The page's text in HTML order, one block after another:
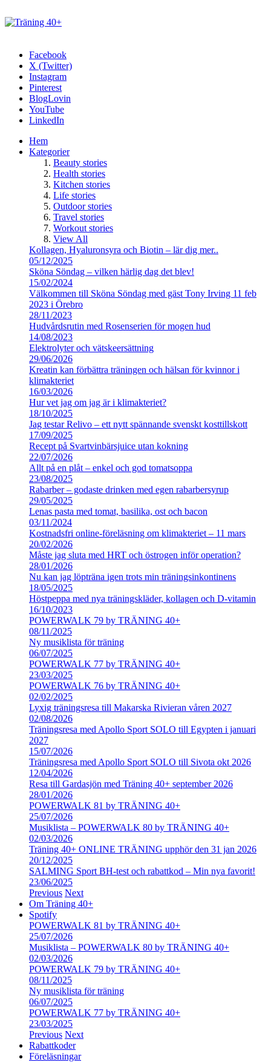
Facebook
X (Twitter)
Instagram
Pinterest
BlogLovin
YouTube
LinkedIn
Hem
Kategorier
Beauty stories
Health stories
Kitchen stories
Life stories
Outdoor stories
Travel stories
Workout stories
View All
Kollagen, Hyaluronsyra och Biotin – lär dig mer..
05/12/2025
Sköna Söndag – vilken härlig dag det blev!
15/02/2024
Välkommen till Sköna Söndag med gäst Tony Irving 11 feb
2023 i Örebro
28/11/2023
Hudvårdsrutin med Rosenserien för mogen hud
14/08/2023
Elektrolyter och vätskeersättning
29/06/2026
Kreatin kan förbättra träningen och hälsan för kvinnor i
klimakteriet
16/03/2026
Hur vet jag om jag är i klimakteriet?
18/10/2025
Jag testar Relivo – ett nytt spännande svenskt kosttillskott
17/09/2025
Recept på Svartvinbärsjuice utan kokning
22/07/2026
Allt på en plåt – enkel och god tomatsoppa
23/08/2025
Rabarber – godaste drinken med egen rabarbersyrup
29/05/2025
Lenas pasta med tomat, basilika, ost och bacon
03/11/2024
Kostnadsfri online-föreläsning om klimakteriet – 11 mars
20/02/2026
Måste jag sluta med HRT och östrogen inför operation?
28/01/2026
Nu kan jag löpträna igen trots min träningsinkontinens
18/05/2025
Höstpeppa med nya träningskläder, kollagen och D-vitamin
16/10/2023
POWERWALK 79 by TRÄNING 40+
08/11/2025
Ny musiklista för träning
06/07/2025
POWERWALK 77 by TRÄNING 40+
23/03/2025
POWERWALK 76 by TRÄNING 40+
02/02/2025
Lyxig träningsresa till Makarska Rivieran våren 2027
02/08/2026
Träningsresa med Apollo Sport SOLO till Egypten i januari
2027
15/07/2026
Träningsresa med Apollo Sport SOLO till Sivota okt 2026
12/04/2026
Resa till Gardasjön med Träning 40+ september 2026
28/01/2026
POWERWALK 81 by TRÄNING 40+
25/07/2026
Musiklista – POWERWALK 80 by TRÄNING 40+
02/03/2026
Träning 40+ ONLINE TRÄNING upphör den 31 jan 2026
20/12/2025
SALMING Sport BH-test och rabattkod – Min nya favorit!
23/06/2025
Previous Next
Om Träning 40+
Spotify
POWERWALK 81 by TRÄNING 40+
25/07/2026
Musiklista – POWERWALK 80 by TRÄNING 40+
02/03/2026
POWERWALK 79 by TRÄNING 40+
08/11/2025
Ny musiklista för träning
06/07/2025
POWERWALK 77 by TRÄNING 40+
23/03/2025
Previous Next
Rabattkoder
Föreläsningar